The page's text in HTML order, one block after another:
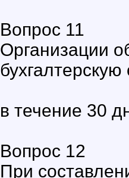
Вопрос 11
Организации
в течение 30
Вопрос 12
При